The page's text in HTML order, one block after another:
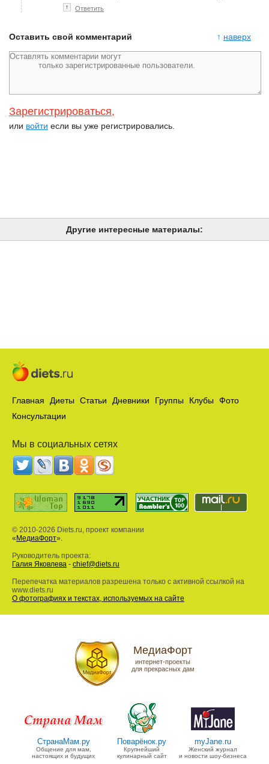
↑ Ответить
↑ наверх
Оставить свой комментарий
Зарегистрироваться,
или войти если вы уже регистрировались.
Другие интересные материалы:
Главная Диеты Статьи Дневники Группы Клубы
Фото
Консультации
Мы в социальных сетях
© 2010-2026 Diets.ru, проект компании
«МедиаФорт».
Руководитель проекта:
Галия Яковлева - chief@diets.ru
Перепечатка материалов разрешена только с активной ссылкой на
www.diets.ru
О фотографиях и текстах, используемых на сайте
МедиаФорт
интернет-проекты
для прекрасных дам
СтранаМам.ру
Общение для мам,
настоящих и будущих
Поварёнок.ру
Крупнейший
кулинарный сайт
myJane.ru
Женский журнал
и новости шоу-бизнеса